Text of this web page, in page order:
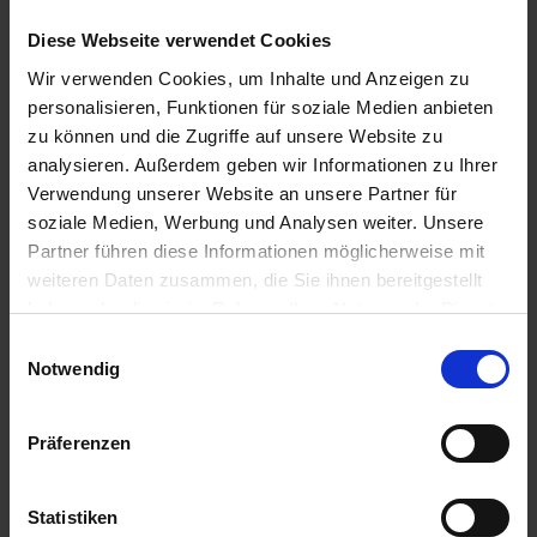
Diese Webseite verwendet Cookies
Wir verwenden Cookies, um Inhalte und Anzeigen zu
personalisieren, Funktionen für soziale Medien anbieten
zu können und die Zugriffe auf unsere Website zu
analysieren. Außerdem geben wir Informationen zu Ihrer
Verwendung unserer Website an unsere Partner für
soziale Medien, Werbung und Analysen weiter. Unsere
Partner führen diese Informationen möglicherweise mit
weiteren Daten zusammen, die Sie ihnen bereitgestellt
haben oder die sie im Rahmen Ihrer Nutzung der Dienste
Notwendig
Präferenzen
Statistiken
Injektor-
Flachstrahldüse 110
Grad
zzgl. MwSt.
34,57 € / St
ZUM PRODUKT
Lechler Antidrift-
Düse AD 90 Grad
Keramik
zzgl. MwSt.
ZUM PRODUKT
Anmelden für Ihren persönlichen Preis
8,87 €
10,56 €
inkl. 19% MwSt.